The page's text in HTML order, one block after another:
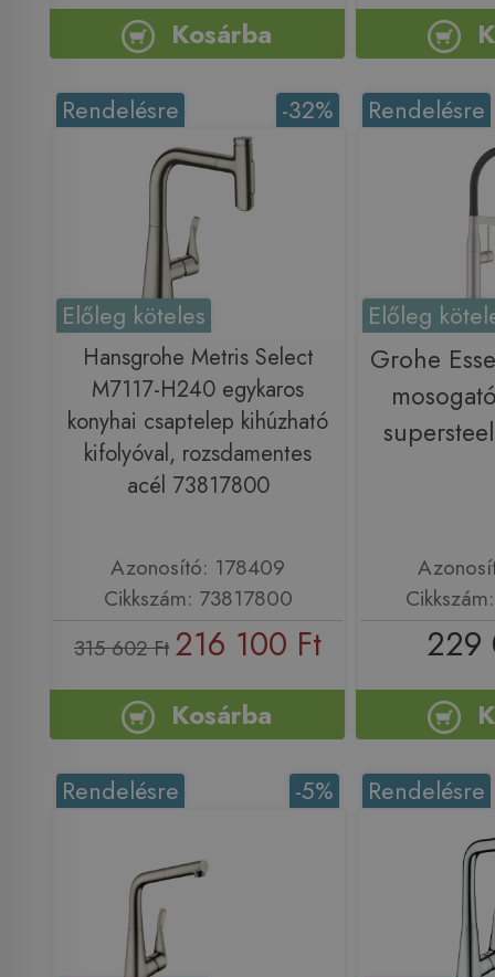
Kosárba
-32%
Rendelésre
Előleg köteles
Hansgrohe Metris Select
M7117-H240 egykaros
konyhai csaptelep kihúzható
kifolyóval, rozsdamentes
acél 73817800
Azonosító: 178409
Cikkszám: 73817800
315 602 Ft 216 100 Ft
Kosárba
Rendelésre
Előleg
Grohe
229
-5%
Rendelésre Rendelésre